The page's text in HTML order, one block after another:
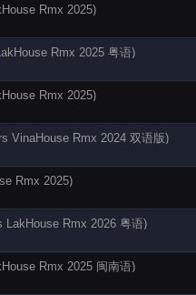
Rmx 2025)
Rmx 2025 粤语)
Rmx 2025)
VinaHouse Rmx 2024 双语版)
Rmx 2025)
LakHouse Rmx 2026 粤语)
Rmx 2025 闽南语)